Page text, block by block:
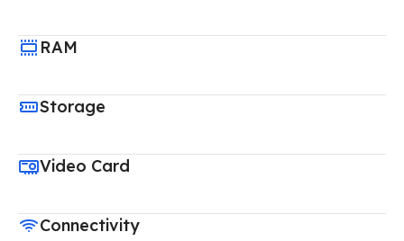
RAM
Storage
Video Card
Connectivity